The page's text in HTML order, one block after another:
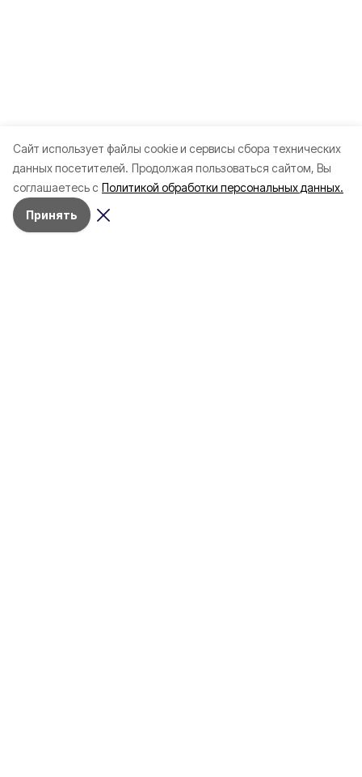
Cайт использует файлы cookie и сервисы сбора технических
данных посетителей. Продолжая пользоваться сайтом, Вы
соглашаетесь с Политикой обработки персональных данных.
Принять
Разделы
80 лет Победы
Новости